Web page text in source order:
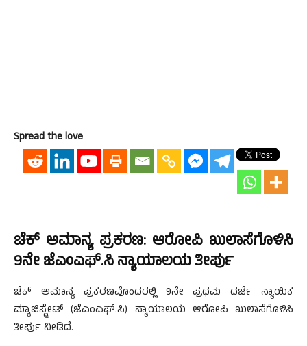
Spread the love
ಚೆಕ್ ಅಮಾನ್ಯ ಪ್ರಕರಣ: ಆರೋಪಿ ಖುಲಾಸೆಗೊಳಿಸಿ
9ನೇ ಜೆಎಂಎಫ್.ಸಿ ನ್ಯಾಯಾಲಯ ತೀರ್ಪು
ಚೆಕ್ ಅಮಾನ್ಯ ಪ್ರಕರಣವೊಂದರಲ್ಲಿ 9ನೇ ಪ್ರಥಮ ದರ್ಜೆ ನ್ಯಾಯಿಕ
ಮ್ಯಾಜಿಸ್ಟ್ರೇಟ್ (ಜೆಎಂಎಫ್.ಸಿ) ನ್ಯಾಯಾಲಯ ಆರೋಪಿ ಖುಲಾಸೆಗೊಳಿಸಿ
ತೀರ್ಪು ನೀಡಿದೆ.